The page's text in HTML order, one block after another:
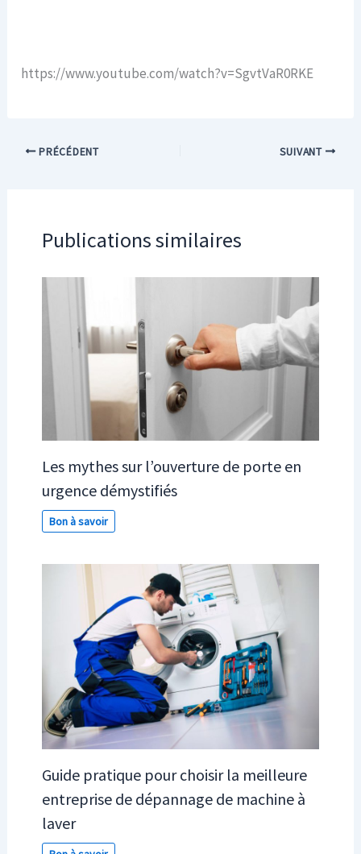
https://www.youtube.com/watch?v=SgvtVaR0RKE
PRÉCÉDENT SUIVANT
Publications similaires
Les mythes sur l’ouverture de porte en
urgence démystifiés
Bon à savoir
Guide pratique pour choisir la meilleure
entreprise de dépannage de machine à
laver